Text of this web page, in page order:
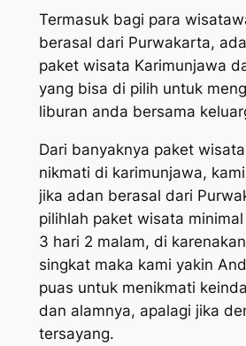
Termasuk bagi para
berasal dari Purwakarta,
paket wisata Karimunjawa
yang bisa di pilih untuk
liburan anda bersama
Dari banyaknya paket
nikmati di karimunjawa,
jika adan berasal dari
pilihlah paket wisata
3 hari 2 malam, di
singkat maka kami yakin
puas untuk menikmati
dan alamnya, apalagi jika
tersayang.